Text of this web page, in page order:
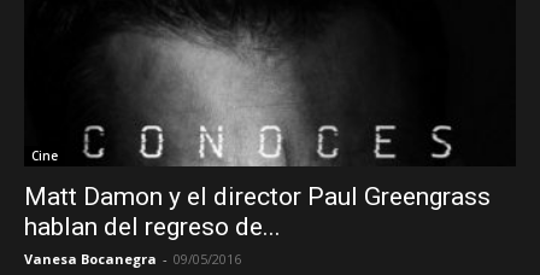
Cine
Matt Damon y el director Paul Greengrass
hablan del regreso de...
Vanesa Bocanegra - 09/05/2016